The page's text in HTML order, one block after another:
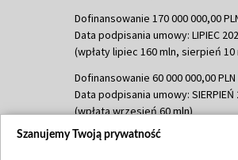
Dofinansowanie 170 000 000,00
Data podpisania umowy: LIPIEC
(wpłaty lipiec 160 mln, sierpień 10
Dofinansowanie 60 000 000,00 PLN
Data podpisania umowy: SIERPIEŃ
(wpłata wrzesień 60 mln)
Dofinansowanie 635 783 051,21 PLN
Szanujemy Twoją prywatność